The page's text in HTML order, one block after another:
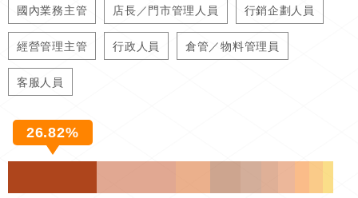
國內業務主管 店長／門市管理人員 行銷企劃人員
經營管理主管 行政人員 倉管／物料管理員
客服人員
26.82%